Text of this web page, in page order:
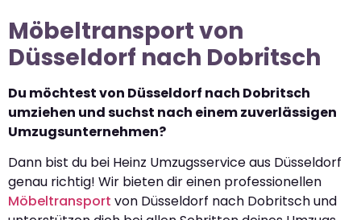
Möbeltransport von
Düsseldorf nach Dobritsch
Du möchtest von Düsseldorf nach Dobritsch
umziehen und suchst nach einem zuverlässigen
Umzugsunternehmen?
Dann bist du bei Heinz Umzugsservice aus Düsseldorf
genau richtig! Wir bieten dir einen professionellen
Möbeltransport von Düsseldorf nach Dobritsch und